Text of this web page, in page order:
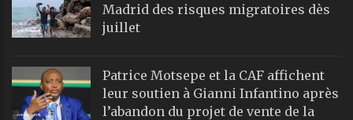
Madrid des risques migratoires dès
juillet
Patrice Motsepe et la CAF affichent
leur soutien à Gianni Infantino après
l’abandon du projet de vente de la